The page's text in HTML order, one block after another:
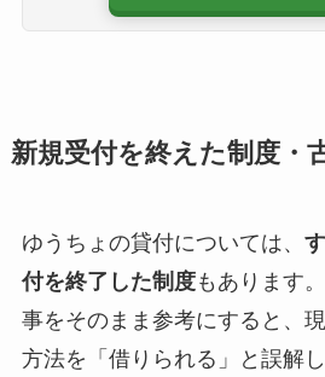
新規受付を終えた制度・
ゆうちょの貸付については、
付を終了した制度もあります
事をそのまま参考にすると、
方法を「借りられる」と誤解